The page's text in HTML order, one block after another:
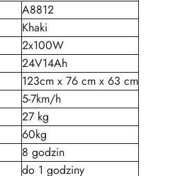
A8812
Khaki
2x100W
24V14Ah
123cm x 76 cm x 63 cm
5-7km/h
27 kg
60kg
8 godzin
do 1 godziny